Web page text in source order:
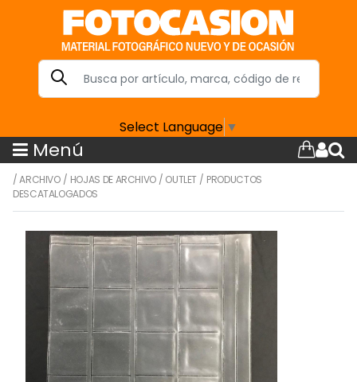
Select Language ▼
Menú
/ARCHIVO/ HOJAS DE ARCHIVO / OUTLET / PRODUCTOS
DESCATALOGADOS